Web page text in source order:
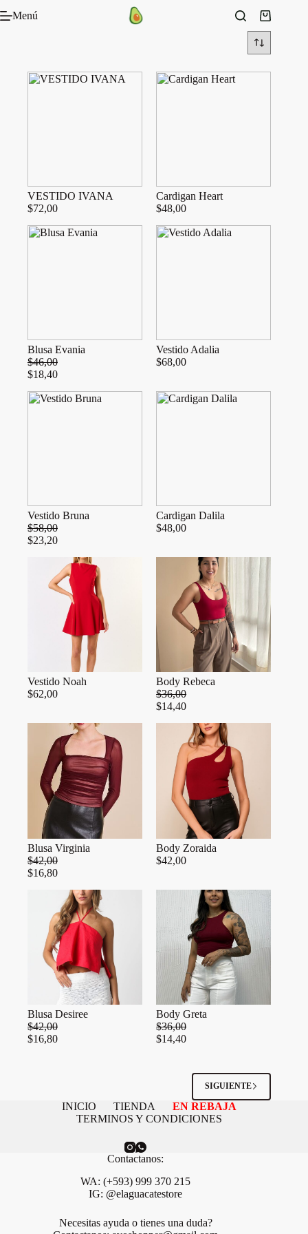
al Menú
Carro
de
compra
VESTIDO IVANA
$72,00
Cardigan Heart
$48,00
Blusa Evania
$46,00
$18,40
Vestido Adalia
$68,00
Vestido Bruna
$58,00
$23,20
Cardigan Dalila
$48,00
Vestido Noah
$62,00
Body Rebeca
$36,00
$14,40
Blusa Virginia
$42,00
$16,80
Body Zoraida
$42,00
Blusa Desiree
$42,00
$16,80
Body Greta
$36,00
$14,40
SIGUIENTE
INICIO TIENDA
EN REBAJA
TERMINOS Y CONDICIONES
Contactanos:
WA: (+593) 999 370 215
IG: @elaguacatestore
Necesitas ayuda o tienes una duda?